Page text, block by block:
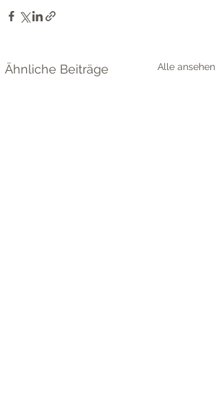
Ähnliche Beiträge Alle ansehen